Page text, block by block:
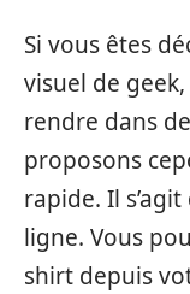
Si vous êtes
visuel de
rendre dans
proposons
rapide. Il
ligne. Vous
shirt depuis